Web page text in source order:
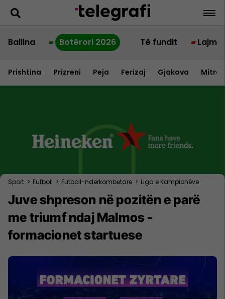
Ballina Botërori 2026 Të fundit Lajme
Prishtina Prizreni Peja Ferizaj Gjakova
Sport > Futboll > Futboll-nderkombetare > Liga e Kampionëve
Juve shpreson në pozitën e parë
me triumf ndaj Malmos -
formacionet startuese